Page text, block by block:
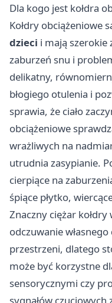
Dla kogo jest kołdra
Kołdry obciążeniowe
dzieci i mają szerokie
zaburzeń snu i
delikatny,
błogiego otulenia i
sprawia, że ciało
obciążeniowe
wrażliwych na
utrudnia zasypianie.
cierpiące na
śpiące płytko,
Znaczny ciężar
odczuwanie własnego
przestrzeni, dlatego
może być korzystne
sensorycznymi czy
sygnałów czuciowych